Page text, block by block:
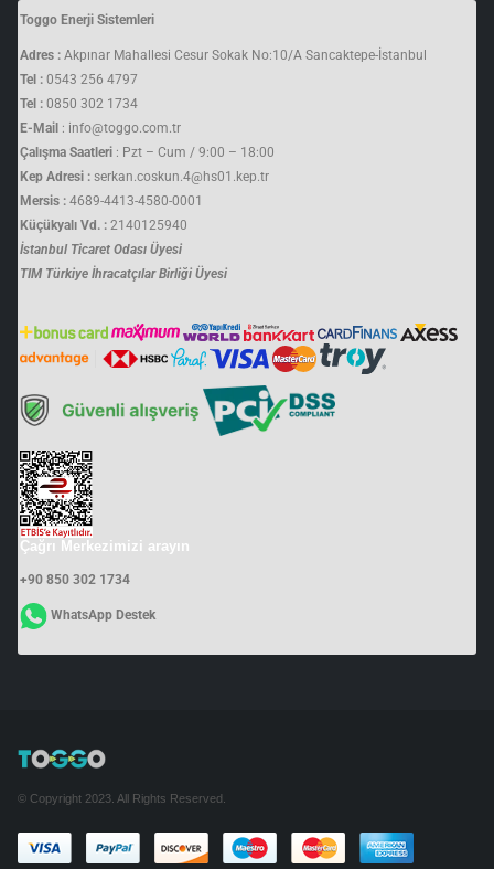
Toggo Enerji Sistemleri
Adres : Akpınar Mahallesi Cesur Sokak No:10/A Sancaktepe-İstanbul
Tel : 0543 256 4797
Tel : 0850 302 1734
E-Mail : info@toggo.com.tr
Çalışma Saatleri : Pzt – Cum / 9:00 – 18:00
Kep Adresi : serkan.coskun.4@hs01.kep.tr
Mersis : 4689-4413-4580-0001
Küçükyalı Vd. : 2140125940
İstanbul Ticaret Odası Üyesi
TIM Türkiye İhracatçılar Birliği Üyesi
Çağrı Merkezimizi arayın
+90 850 302 1734
WhatsApp Destek
© Copyright 2023. All Rights Reserved.